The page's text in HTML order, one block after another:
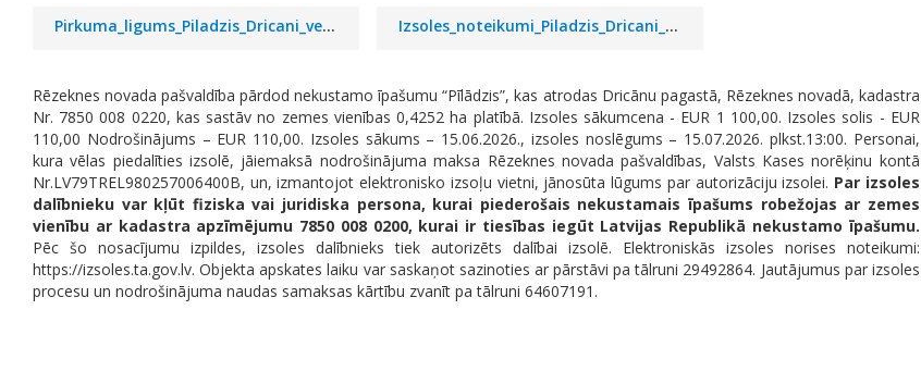
Pirkuma_ligums_Piladzis_Dricani_veidl.doc Izsoles_noteikumi_Piladzis_Dricani_veidl.doc
Rēzeknes novada pašvaldība pārdod nekustamo īpašumu “Pīlādzis”, kas atrodas Dricānu pagastā, Rēzeknes novadā, kadastra
Nr. 7850 008 0220, kas sastāv no zemes vienības 0,4252 ha platībā. Izsoles sākumcena - EUR 1 100,00. Izsoles solis - EUR
110,00 Nodrošinājums – EUR 110,00. Izsoles sākums – 15.06.2026., izsoles noslēgums – 15.07.2026. plkst.13:00. Personai,
kura vēlas piedalīties izsolē, jāiemaksā nodrošinājuma maksa Rēzeknes novada pašvaldības, Valsts Kases norēķinu kontā
Nr.LV79TREL980257006400B, un, izmantojot elektronisko izsoļu vietni, jānosūta lūgums par autorizāciju izsolei. Par izsoles
dalībnieku var kļūt fiziska vai juridiska persona, kurai piederošais nekustamais īpašums robežojas ar zemes
vienību ar kadastra apzīmējumu 7850 008 0200, kurai ir tiesības iegūt Latvijas Republikā nekustamo īpašumu.
Pēc šo nosacījumu izpildes, izsoles dalībnieks tiek autorizēts dalībai izsolē. Elektroniskās izsoles norises noteikumi:
https://izsoles.ta.gov.lv. Objekta apskates laiku var saskaņot sazinoties ar pārstāvi pa tālruni 29492864. Jautājumus par izsoles
procesu un nodrošinājuma naudas samaksas kārtību zvanīt pa tālruni 64607191.